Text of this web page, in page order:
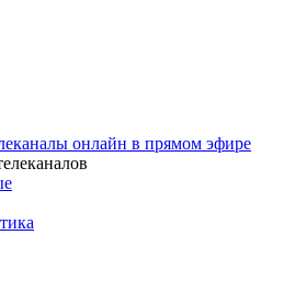
онлайн в прямом эфире